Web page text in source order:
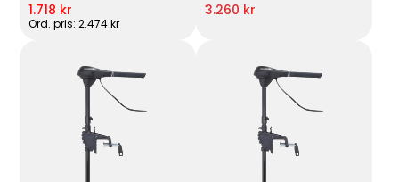
1.718 kr
Ord. pris: 2.474 kr
3.260 kr